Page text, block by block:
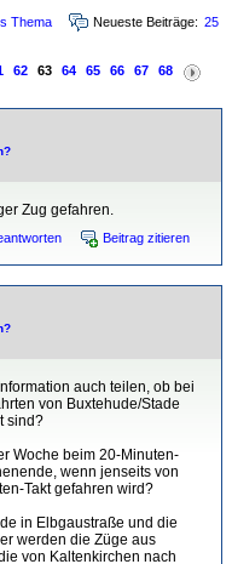
Thema Neueste Beiträge: 25
62 63 64 65 66 67 68
Zug gefahren.
Beitrag zitieren
auch teilen, ob bei
von Buxtehude/Stade
sind?
Woche beim 20-Minuten-
wenn jenseits von
Takt gefahren wird?
in Elbgaustraße und die
werden die Züge aus
von Kaltenkirchen nach